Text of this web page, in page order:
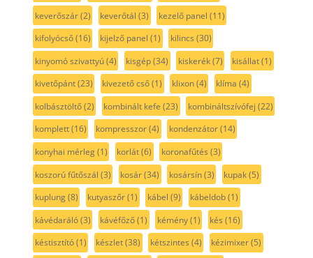
keverőszár(2) keverőtál (3) kezelő panel (11)
kifolyócső(16) kijelző panel (1) kilincs (30)
kinyomó szivattyú(4) kisgép(34) kiskerék(7) kisállat(1)
kivetőpánt(23) kivezető cső(1) klixon(4) klíma (4)
kolbásztöltő(2) kombinált kefe (23) kombináltszívófej (22)
komplett(16) kompresszor(4) kondenzátor(14)
konyhai mérleg(1) korlát(6) koronafűtés (3)
koszorú fűtőszál (3) kosár(34) kosársín(3) kupak(5)
kuplung(8) kutyaszőr(1) kábel (9) kábeldob(1)
kávédaráló(3) kávéfőző(1) kémény(1) kés (16)
késtisztító(1) készlet(38) kétszintes (4) kézimixer(5)